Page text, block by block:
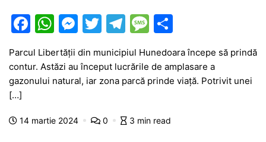
F
c
e
o
W
at
s
p
M
s
s
n
T
itt
er
T
e
gr
m
M
s
s
g
ta
je
Parcul Libertății din municipiul Hunedoara începe să prindă
contur. Astăzi au început lucrările de amplasare a
gazonului natural, iar zona parcă prinde viață. Potrivit unei
[…]
14 martie 2024 0 3 min read